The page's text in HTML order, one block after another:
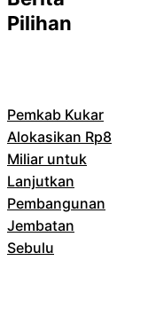
Pilihan
Pemkab Kukar
Alokasikan Rp8
Miliar untuk
Lanjutkan
Pembangunan
Jembatan
Sebulu